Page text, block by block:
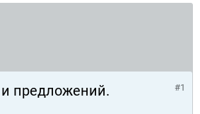
предложений. #1